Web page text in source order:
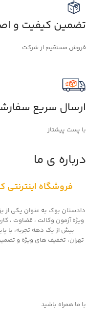
تضمین کیفیت و
فروش مستقیم از شرکت
ارسال سریع
با پست پیشتاز
درباره ی ما
فروشگاه
دادستان بوک به عنوان یکی از
ویژه آزمون وکالت ، قضاوت ،
بیش از یک دهه تجربه، با
تهران، تخفیف های ویژه و
با ما همراه باشید